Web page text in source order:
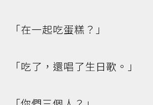
「在一起吃蛋糕？」
「吃了，還唱了生日歌。」